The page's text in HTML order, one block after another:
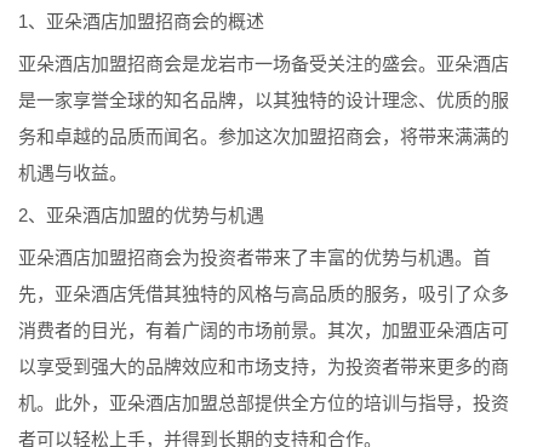
1、亚朵酒店加盟招商会的概述
亚朵酒店加盟招商会是龙岩市一场备受关注的盛会。亚朵酒店
是一家享誉全球的知名品牌，以其独特的设计理念、优质的服
务和卓越的品质而闻名。参加这次加盟招商会，将带来满满的
机遇与收益。
2、亚朵酒店加盟的优势与机遇
亚朵酒店加盟招商会为投资者带来了丰富的优势与机遇。首
先，亚朵酒店凭借其独特的风格与高品质的服务，吸引了众多
消费者的目光，有着广阔的市场前景。其次，加盟亚朵酒店可
以享受到强大的品牌效应和市场支持，为投资者带来更多的商
机。此外，亚朵酒店加盟总部提供全方位的培训与指导，投资
者可以轻松上手，并得到长期的支持和合作。